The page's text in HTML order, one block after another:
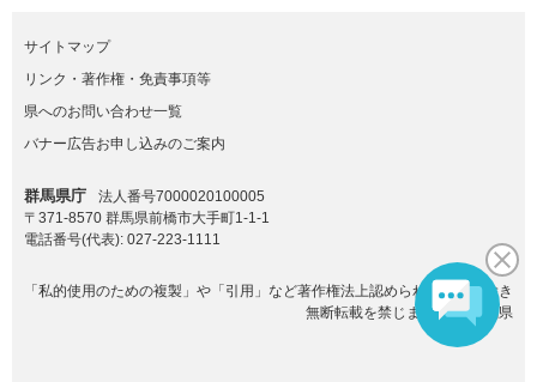
サイトマップ
リンク・著作権・免責事項等
県へのお問い合わせ一覧
バナー広告お申し込みのご案内
群馬県庁
法人番号7000020100005
〒371-8570 群馬県前橋市大手町1-1-1
電話番号(代表): 027-223-1111
「私的使用のための複製」や「引用」など著作権法上認められた場合を除き
無断転載を禁じます。(C)群馬県